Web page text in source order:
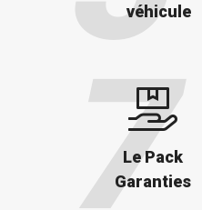
véhicule
Le Pack
Garanties